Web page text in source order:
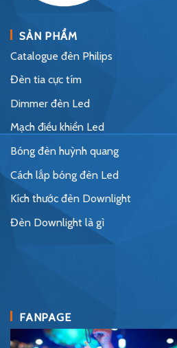
SẢN PHẨM
Catalogue đèn Philips
Đèn tia cực tím
Dimmer đèn Led
Mạch điều khiển Led
Bóng đèn huỳnh quang
Cách lắp bóng đèn Led
Kích thước đèn Downlight
Đèn Downlight là gì
FANPAGE